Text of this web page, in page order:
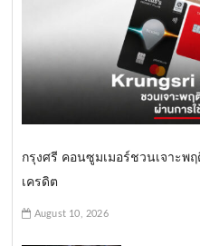
กรุงศรี คอนซูมเมอร์ชวนเจาะพ
เครดิต
August 10, 2026